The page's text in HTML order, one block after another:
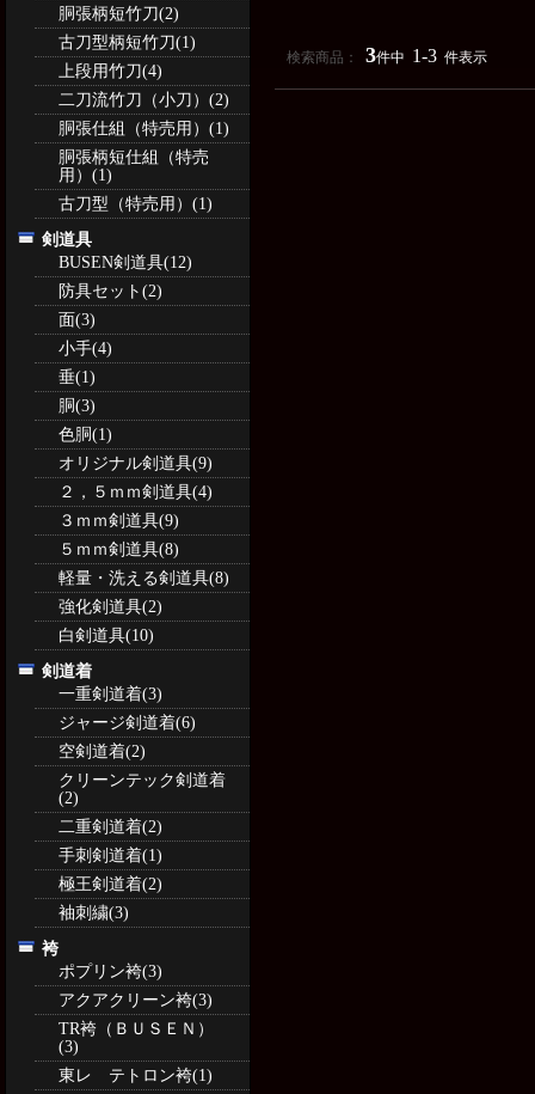
検索商品： 3件中 1-3 件表示
胴張柄短竹刀(2)
古刀型柄短竹刀(1)
上段用竹刀(4)
二刀流竹刀（小刀）(2)
胴張仕組（特売用）(1)
胴張柄短仕組（特売
用）(1)
古刀型（特売用）(1)
剣道具
BUSEN剣道具(12)
防具セット(2)
面(3)
小手(4)
垂(1)
胴(3)
色胴(1)
オリジナル剣道具(9)
２，５ｍｍ剣道具(4)
３ｍｍ剣道具(9)
５ｍｍ剣道具(8)
軽量・洗える剣道具(8)
強化剣道具(2)
白剣道具(10)
剣道着
一重剣道着(3)
ジャージ剣道着(6)
空剣道着(2)
クリーンテック剣道着
(2)
二重剣道着(2)
手刺剣道着(1)
極王剣道着(2)
袖刺繍(3)
袴
ポプリン袴(3)
アクアクリーン袴(3)
TR袴（ＢＵＳＥＮ）
(3)
東レ テトロン袴(1)